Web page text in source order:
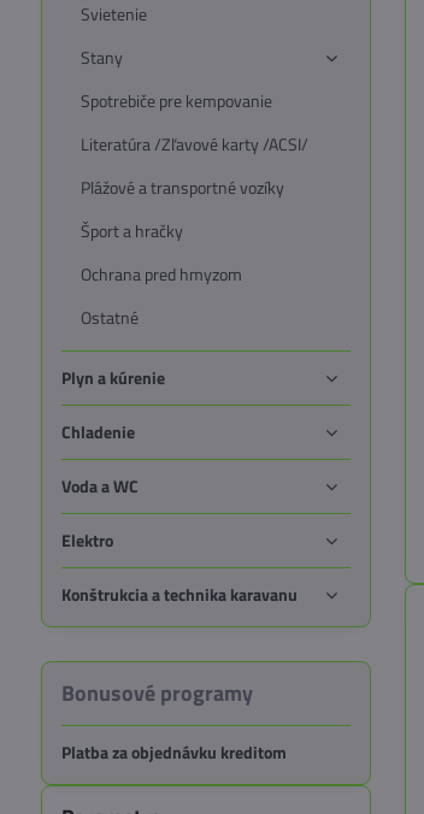
Svietenie
Stany
Spotrebiče pre kempovanie
Literatúra /Zľavové karty /ACSI/
Plážové a transportné vozíky
Šport a hračky
Ochrana pred hmyzom
Ostatné
Plyn a kúrenie
Chladenie
Voda a WC
Elektro
Konštrukcia a technika karavanu
Bonusové programy
Platba za objednávku kreditom